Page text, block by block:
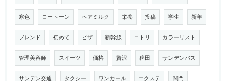
寒色 ロートーン ヘアミルク 栄養 投稿 学生 新年
ブレンド 初めて ピザ 新幹線 ニトリ カラーリスト
管理美容師 スイーツ 価格 贅沢 稗田 サンデンバス
サンデン交通 タクシー ワンカール エクステ 関門